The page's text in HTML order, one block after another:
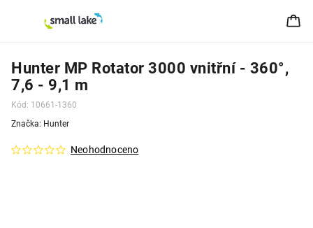
Hunter MP Rotator 3000 vnitřní - 360°,
7,6 - 9,1 m
Kód: 10661-1360
Neohodnoceno
Značka: Hunter